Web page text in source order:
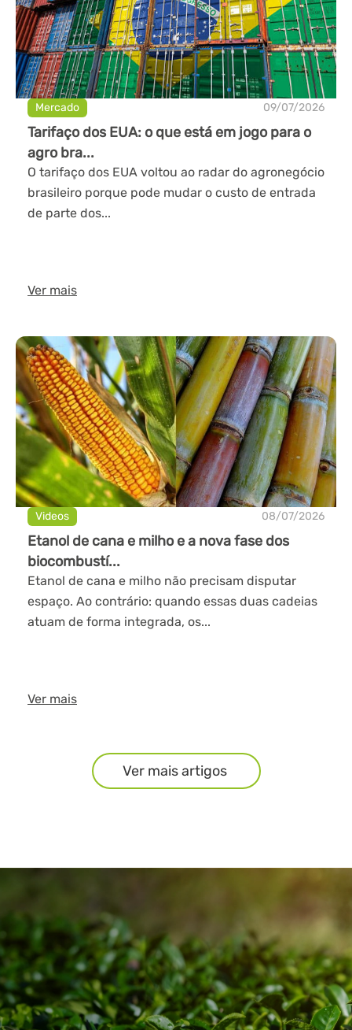
Mercado 09/07/2026
Tarifaço dos EUA: o que está em jogo para o
agro bra...
O tarifaço dos EUA voltou ao radar do agronegócio
brasileiro porque pode mudar o custo de entrada
de parte dos...
Ver mais
Videos 08/07/2026
Etanol de cana e milho e a nova fase dos
biocombustí...
Etanol de cana e milho não precisam disputar
espaço. Ao contrário: quando essas duas cadeias
atuam de forma integrada, os...
Ver mais
Ver mais artigos